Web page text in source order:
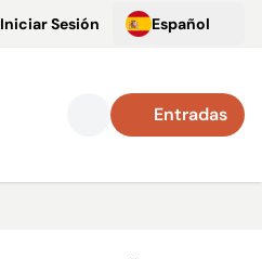
Iniciar Sesión Español
Entradas